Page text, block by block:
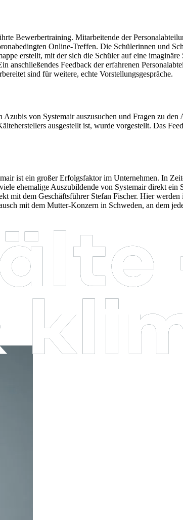
Bewerbertraining. Mitarbeitende der
Online-Treffen. Die Schülerinnen und
erstellt, mit der sich die Schüler auf eine
anschließendes Feedback der erfahrenen
sind für weitere, echte Vorstellungsgespräche.
von Systemair auszusuchen und Fragen zu
ausgestellt ist, wurde vorgestellt. Das
ist ein großer Erfolgsfaktor im Unternehmen. In
ehemalige Auszubildende von Systemair direkt
mit dem Geschäftsführer Stefan Fischer. Hier
mit dem Mutter-Konzern in Schweden, an dem